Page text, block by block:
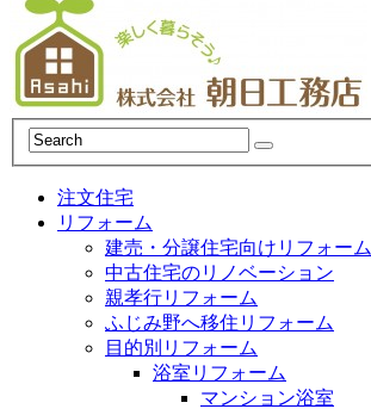
注文住宅
リフォーム
建売・分譲住宅向けリフォーム
中古住宅のリノベーション
親孝行リフォーム
ふじみ野へ移住リフォーム
目的別リフォーム
浴室リフォーム
マンション浴室